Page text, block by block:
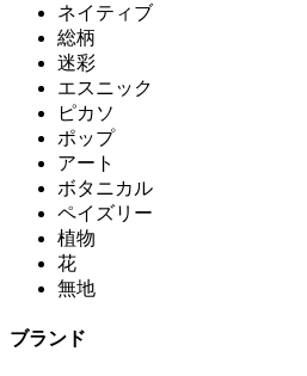
ネイティブ
総柄
迷彩
エスニック
ピカソ
ポップ
アート
ボタニカル
ペイズリー
植物
花
無地
ブランド